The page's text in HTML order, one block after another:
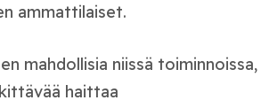
ammattilaiset.
mahdollisia niissä toiminnoissa,
haittaa